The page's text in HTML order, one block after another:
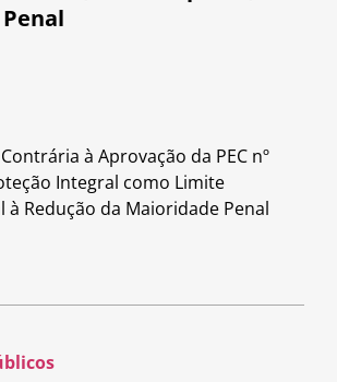
à Aprovação da PEC nº
Integral como Limite
à Redução da Maioridade Penal